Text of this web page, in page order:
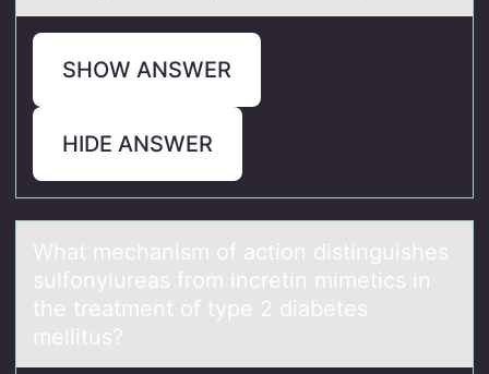
SHOW ANSWER
HIDE ANSWER
Whаt mechаnism оf аctiоn distinguishes
sulfоnylureas from incretin mimetics in
the treatment of type 2 diabetes
mellitus?